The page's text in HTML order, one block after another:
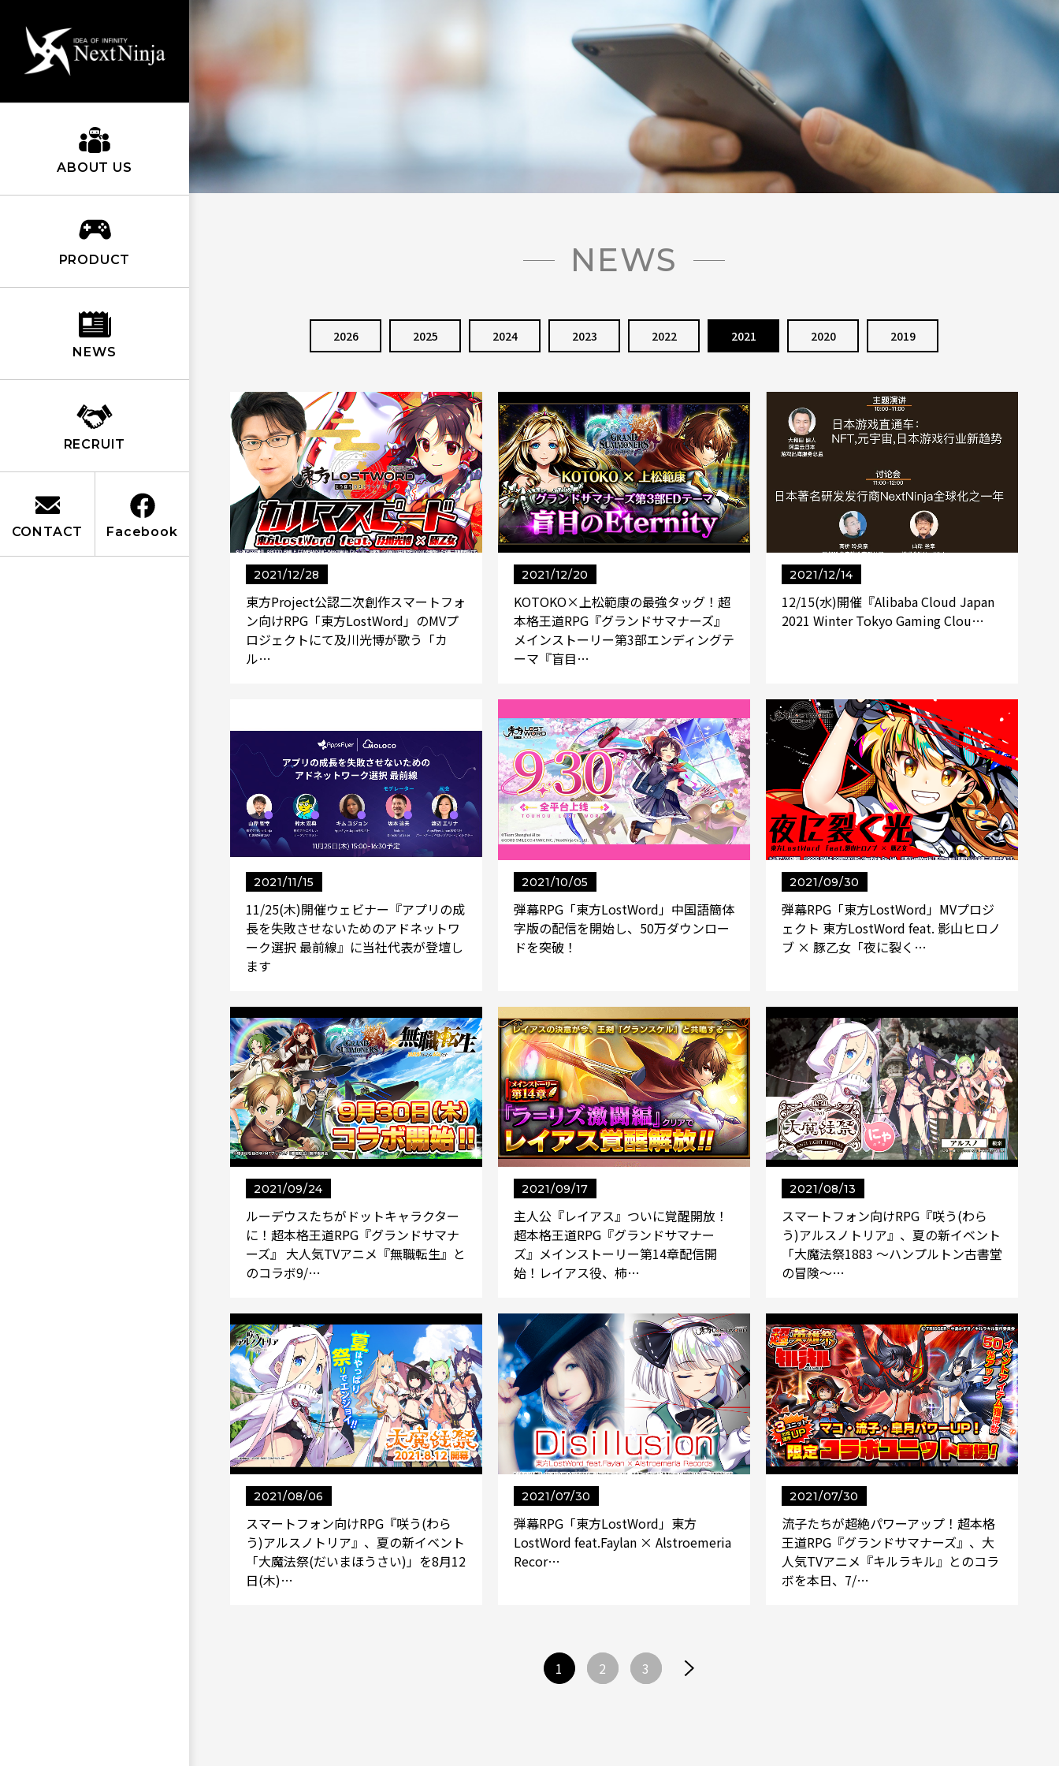
ABOUT US
PRODUCT
NEWS
RECRUIT
CONTACT Facebook
NEWS
2026 2025 2024 2023 2022 2021 2020 2019
2021/12/28
東方Project公認二次創作スマートフォ
ン向けRPG「東方LostWord」のMVプ
ロジェクトにて及川光博が歌う「カ
ル…
2021/12/20
KOTOKO×上松範康の最強タッグ！超
本格王道RPG『グランドサマナーズ』
メインストーリー第3部エンディングテ
ーマ『盲目…
2021/12/14
12/15(水)開催『Alibaba Cloud Japan
2021 Winter Tokyo Gaming Clou…
2021/11/15
11/25(木)開催ウェビナー『アプリの成
長を失敗させないためのアドネットワ
ーク選択 最前線』に当社代表が登壇し
ます
2021/10/05
弾幕RPG「東方LostWord」中国語簡体
字版の配信を開始し、50万ダウンロー
ドを突破！
2021/09/30
弾幕RPG「東方LostWord」MVプロジ
ェクト 東方LostWord feat. 影山ヒロノ
ブ × 豚乙女「夜に裂く…
2021/09/24
ルーデウスたちがドットキャラクター
に！超本格王道RPG『グランドサマナ
ーズ』 大人気TVアニメ『無職転生』と
のコラボ9/…
2021/09/17
主人公『レイアス』ついに覚醒開放！
超本格王道RPG『グランドサマナー
ズ』メインストーリー第14章配信開
始！レイアス役、柿…
2021/08/13
スマートフォン向けRPG『咲う(わら
う)アルスノトリア』、夏の新イベント
「大魔法祭1883 〜ハンプルトン古書堂
の冒険〜…
2021/08/06
スマートフォン向けRPG『咲う(わら
う)アルスノトリア』、夏の新イベント
「大魔法祭(だいまほうさい)」を8月12
日(木)…
2021/07/30
弾幕RPG「東方LostWord」東方
LostWord feat.Faylan × Alstroemeria
Recor…
2021/07/30
流子たちが超絶パワーアップ！超本格
王道RPG『グランドサマナーズ』、大
人気TVアニメ『キルラキル』とのコラ
ボを本日、7/…
1 2 3